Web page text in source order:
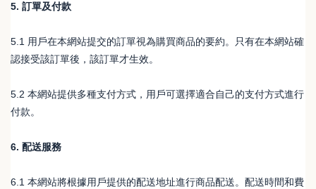
5. 訂單及付款
5.1 用戶在本網站提交的訂單視為購買商品的要約。只有在本網站確
認接受該訂單後，該訂單才生效。
5.2 本網站提供多種支付方式，用戶可選擇適合自己的支付方式進行
付款。
6. 配送服務
6.1 本網站將根據用戶提供的配送地址進行商品配送。配送時間和費